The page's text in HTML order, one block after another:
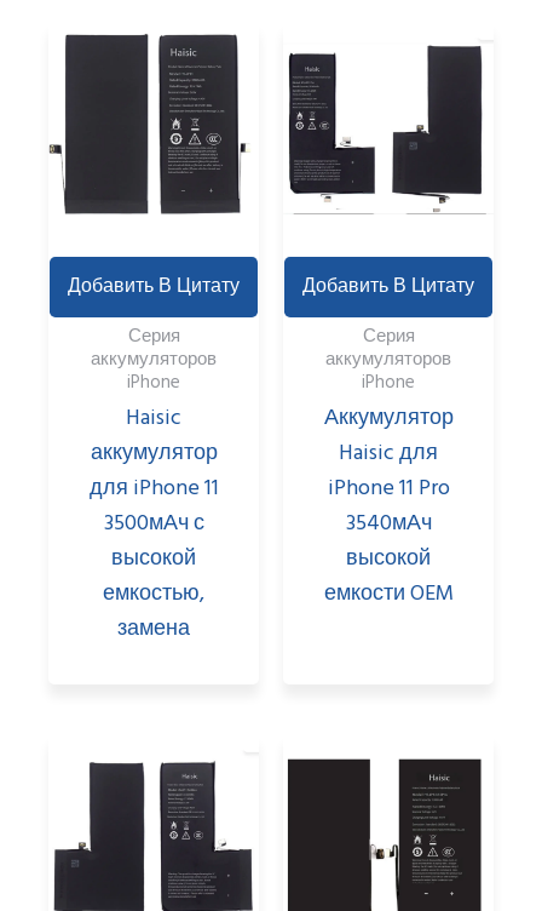
Добавить В Цитату
Серия
аккумуляторов
iPhone
Haisic
аккумулятор
для iPhone 11
3500мАч с
высокой
емкостью,
замена
Добавить В Цитату
Серия
аккумуляторов
iPhone
Аккумулятор
Haisic для
iPhone 11 Pro
3540мАч
высокой
емкости OEM